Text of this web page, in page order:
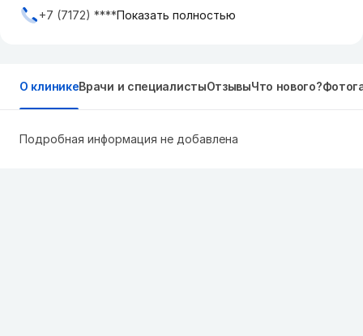
+7 (7172) ****Показать полностью
О клиникеВрачи и специалистыОтзывыЧто нового?
Подробная информация не добавлена